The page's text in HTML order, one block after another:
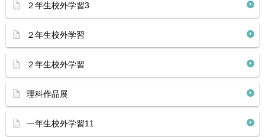
２年生校外学習3
２年生校外学習
２年生校外学習
理科作品展
一年生校外学習11